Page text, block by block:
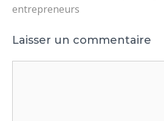
entrepreneurs
Laisser un commentaire